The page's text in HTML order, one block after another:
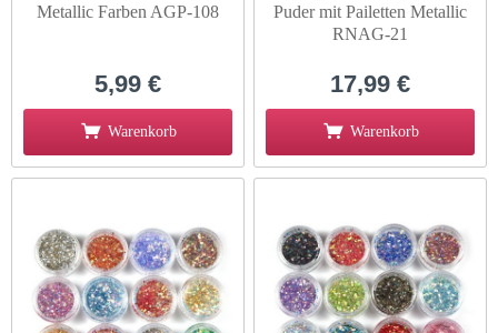
Metallic Farben AGP-108
5,99 €
Warenkorb
Puder mit Pailetten Metallic
RNAG-21
17,99 €
Warenkorb